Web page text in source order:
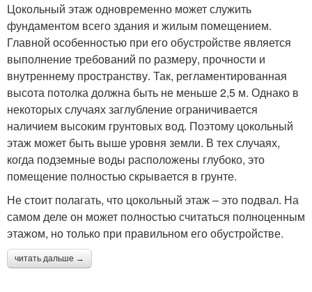
Цокольный этаж одновременно может служить
фундаментом всего здания и жилым помещением.
Главной особенностью при его обустройстве является
выполнение требований по размеру, прочности и
внутреннему пространству. Так, регламентированная
высота потолка должна быть не меньше 2,5 м. Однако в
некоторых случаях заглубление ограничивается
наличием высоким грунтовых вод. Поэтому цокольный
этаж может быть выше уровня земли. В тех случаях,
когда подземные воды расположены глубоко, это
помещение полностью скрывается в грунте.
Не стоит полагать, что цокольный этаж – это подвал. На
самом деле он может полностью считаться полноценным
этажом, но только при правильном его обустройстве.
читать дальше →